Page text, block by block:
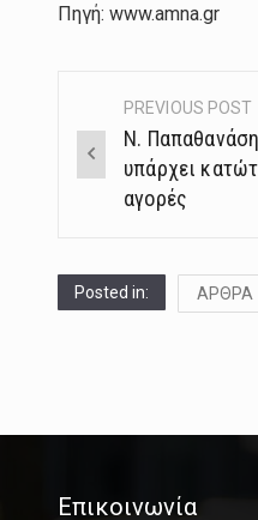
Πηγή: www.amna.gr
Post
navigation
PREVIOUS POST
Ν.
υπάρχει
αγορές
Posted in: ΑΡΘΡΑ
Επικοινωνία